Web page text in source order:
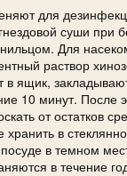
для
суши при
Для
раствор
в ящик,
10 минут. После
от остатков
в
в темном
в течение